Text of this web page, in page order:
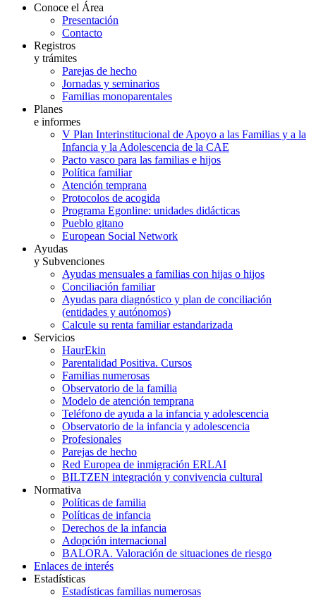
Conoce el Área
Presentación
Contacto
Registros
y trámites
Parejas de hecho
Jornadas y seminarios
Familias monoparentales
Planes
e informes
V Plan Interinstitucional de Apoyo a las Familias y a la
Infancia y la Adolescencia de la CAE
Pacto vasco para las familias e hijos
Política familiar
Atención temprana
Protocolos de acogida
Programa Egonline: unidades didácticas
Pueblo gitano
European Social Network
Ayudas
y Subvenciones
Ayudas mensuales a familias con hijas o hijos
Conciliación familiar
Ayudas para diagnóstico y plan de conciliación
(entidades y autónomos)
Calcule su renta familiar estandarizada
Servicios
HaurEkin
Parentalidad Positiva. Cursos
Familias numerosas
Observatorio de la familia
Modelo de atención temprana
Teléfono de ayuda a la infancia y adolescencia
Observatorio de la infancia y adolescencia
Profesionales
Parejas de hecho
Red Europea de inmigración ERLAI
BILTZEN integración y convivencia cultural
Normativa
Políticas de familia
Políticas de infancia
Derechos de la infancia
Adopción internacional
BALORA. Valoración de situaciones de riesgo
Enlaces de interés
Estadísticas
Estadísticas familias numerosas